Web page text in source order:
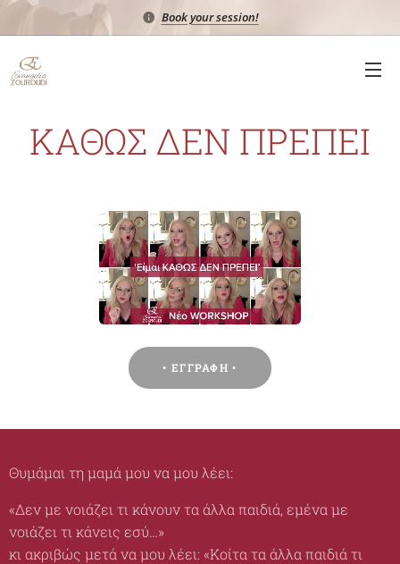
Book your session!
ΚΑΘΩΣ ΔΕΝ ΠΡΕΠΕΙ
• ΕΓΓΡΑΦΗ •
Θυμάμαι τη μαμά μου να μου λέει:
«Δεν με νοιάζει τι κάνουν τα άλλα παιδιά, εμένα με
νοιάζει τι κάνεις εσύ…»
κι ακριβώς μετά να μου λέει: «Κοίτα τα άλλα παιδιά τι